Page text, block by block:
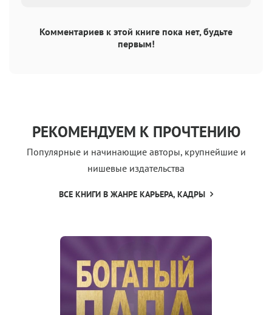
Комментариев к этой книге пока нет, будьте
первым!
РЕКОМЕНДУЕМ К ПРОЧТЕНИЮ
Популярные и начинающие авторы, крупнейшие и
нишевые издательства
ВСЕ КНИГИ В ЖАНРЕ КАРЬЕРА, КАДРЫ